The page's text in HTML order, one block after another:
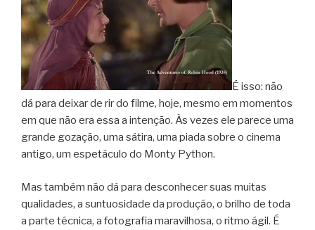
É isso: não
dá para deixar de rir do filme, hoje, mesmo em momentos
em que não era essa a intenção. Às vezes ele parece uma
grande gozação, uma sátira, uma piada sobre o cinema
antigo, um espetáculo do Monty Python.
Mas também não dá para desconhecer suas muitas
qualidades, a suntuosidade da produção, o brilho de toda
a parte técnica, a fotografia maravilhosa, o ritmo ágil. É